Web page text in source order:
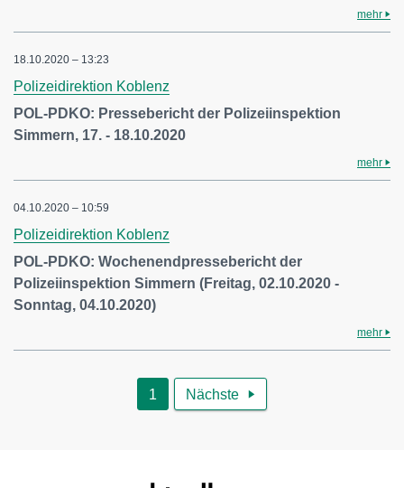
mehr
18.10.2020 – 13:23
Polizeidirektion Koblenz
POL-PDKO: Pressebericht der Polizeiinspektion
Simmern, 17. - 18.10.2020
mehr
04.10.2020 – 10:59
Polizeidirektion Koblenz
POL-PDKO: Wochenendpressebericht der
Polizeiinspektion Simmern (Freitag, 02.10.2020 -
Sonntag, 04.10.2020)
mehr
1 Nächste 